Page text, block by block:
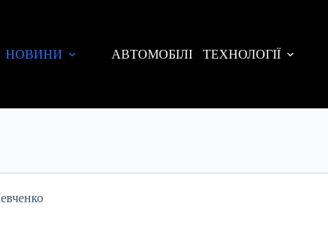
НОВИНИ АВТОМОБІЛІ ТЕХНОЛОГІЇ